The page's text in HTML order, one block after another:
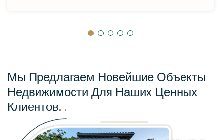
Мы Предлагаем Новейшие Объекты
Недвижимости Для Наших Ценных
Клиентов. .